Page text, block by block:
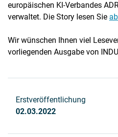
europäischen KI-Verbandes
verwaltet. Die Story lesen Sie
Wir wünschen Ihnen viel
vorliegenden Ausgabe von
Erstveröffentlichung
02.03.2022